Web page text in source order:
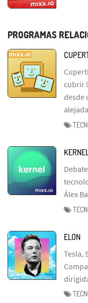
PROGRAMAS
cubrir
desde
Álex
ELON
Tesla,